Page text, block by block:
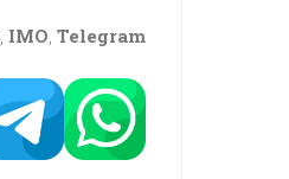
IMO Telegram